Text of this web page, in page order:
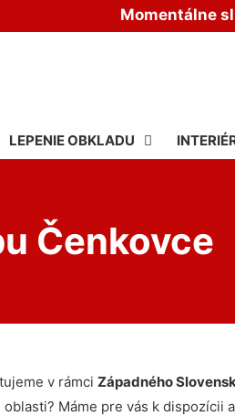
Momentálne
LEPENIE OBKLADU
Čenkovce
v rámci Západného
Máme pre vás k dispozícii